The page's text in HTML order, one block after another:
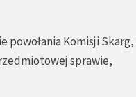
powołania Komisji
sprawie,